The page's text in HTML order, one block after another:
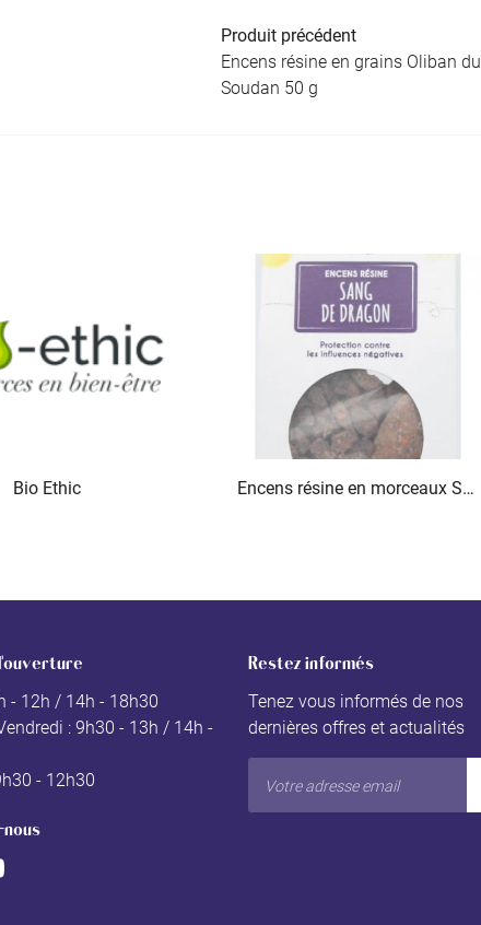
Produit précédent
Encens résine en grains Oliban du
Soudan 50 g
Bio Ethic Encens résine en morceaux Sang de Dragon 50 g
- 12h / 14h - 18h30
: 9h30 - 13h / 14h -
- 12h30
Restez informés
Tenez vous informés de nos
dernières offres et actualités